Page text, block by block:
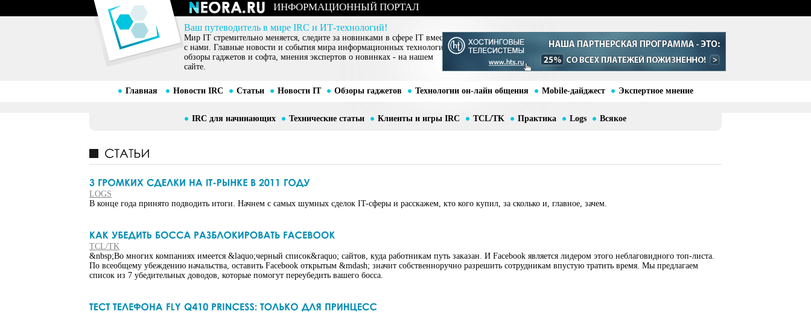
ИНФОРМАЦИОННЫЙ ПОРТАЛ
Ваш путеводитель в мире IRC и ИТ-технологий!
Мир IT стремительно меняется, следите за новинками в сфере IT вместе
с нами. Главные новости и события мира информационных технологий,
обзоры гаджетов и софта, мнения экспертов о новинках - на нашем
сайте.
Главная Новости IRC Статьи Новости IT Обзоры гаджетов Технологии он-лайн общения Mobile-дайджест Экспертное мнение
IRC для начинающих Технические статьи Клиенты и игры IRC TCL/TK Практика Logs Всякое
LOGS
В конце года принято подводить итоги. Начнем с самых шумных сделок IT-сферы и расскажем, кто кого купил, за сколько и, главное, зачем.
TCL/TK
&nbsp;Во многих компаниях имеется &laquo;черный список&raquo; сайтов, куда работникам путь заказан. И Facebook является лидером этого неблаговидного топ-листа.
По всеобщему убеждению начальства, оставить Facebook открытым &mdash; значит собственноручно разрешить сотрудникам впустую тратить время. Мы предлагаем
список из 7 убедительных доводов, которые помогут переубедить вашего босса.